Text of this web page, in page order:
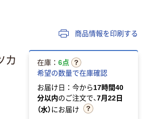
商品情報を印刷する
カ
在庫： 6点
希望の数量で在庫確認
お届け日：今から17時間40
分以内のご注文で、7月22日
（水）にお届け